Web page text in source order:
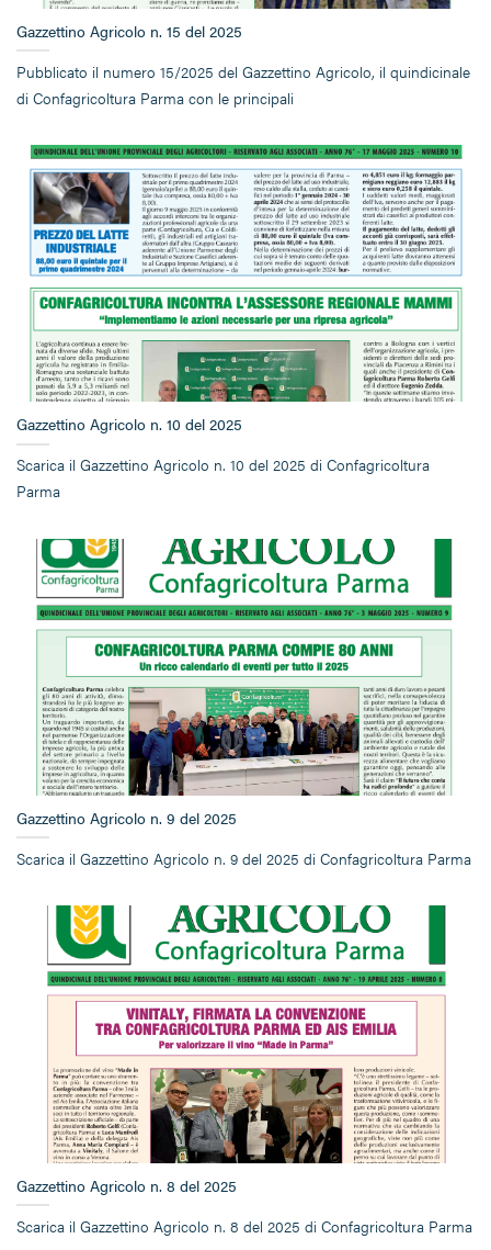
Gazzettino Agricolo n. 15 del 2025
Pubblicato il numero 15/2025 del Gazzettino Agricolo, il quindicinale
di Confagricoltura Parma con le principali
Gazzettino Agricolo n. 10 del 2025
Scarica il Gazzettino Agricolo n. 10 del 2025 di Confagricoltura
Parma
Gazzettino Agricolo n. 9 del 2025
Scarica il Gazzettino Agricolo n. 9 del 2025 di Confagricoltura Parma
Gazzettino Agricolo n. 8 del 2025
Scarica il Gazzettino Agricolo n. 8 del 2025 di Confagricoltura Parma